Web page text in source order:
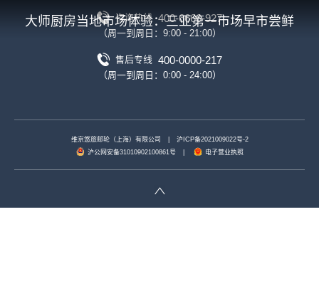
大师厨房当地市场体验：三亚第一市场早市尝鲜
咨询热线 400-6666-927
（周一到周日：9:00 - 21:00）
售后专线 400-0000-217
（周一到周日：0:00 - 24:00）
维京悠旅邮轮（上海）有限公司
沪ICP备2021009022号-2
沪公网安备31010902100861号
电子营业执照